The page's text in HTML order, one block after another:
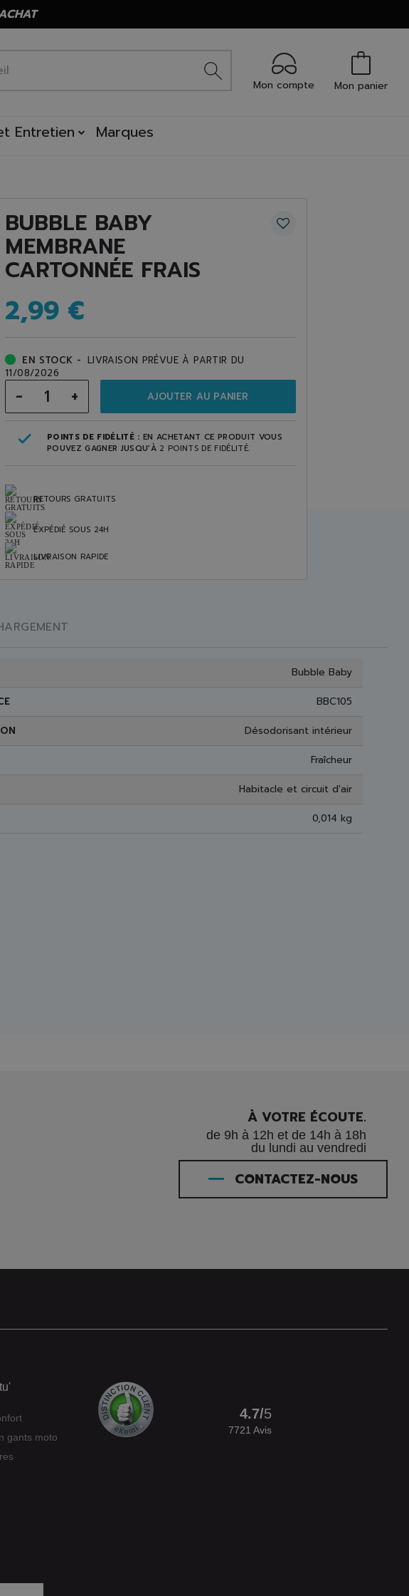
Mon compte Mon panier
Entretien Marques
BUBBLE BABY
MEMBRANE
CARTONNÉE FRAIS
2,99 €
EN STOCK - LIVRAISON PRÉVUE À PARTIR DU
11/08/2026
- + AJOUTER AU PANIER
POINTS DE FIDÉLITÉ : EN ACHETANT CE PRODUIT VOUS
POUVEZ GAGNER JUSQU'À 2 POINTS DE FIDÉLITÉ.
RETOURS GRATUITS
EXPÉDIÉ SOUS 24H
LIVRAISON RAPIDE
Bubble Baby
BBC105
Désodorisant intérieur
Fraîcheur
Habitacle et circuit d'air
0,014 kg
À VOTRE ÉCOUTE.
de 9h à 12h et de 14h à 18h
du lundi au vendredi
CONTACTEZ-NOUS
gants moto
4.7/5
7721 Avis